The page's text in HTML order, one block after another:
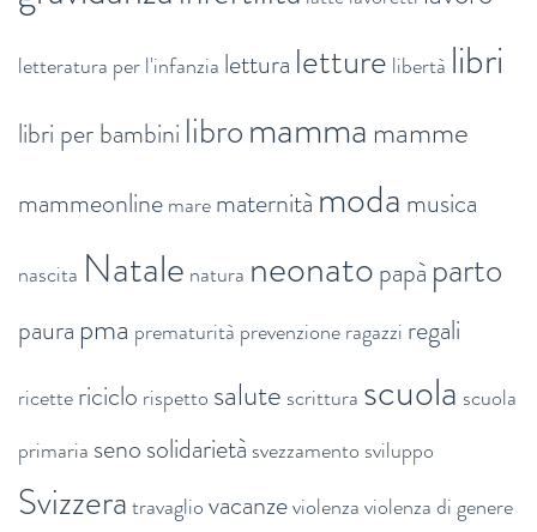
letteratura per l'infanzia lettura letture libertà libri
libri per bambini libromamma mamme
mammeonlinemarematernità moda musica
nascita Natale natura neonatopapà parto
paura pma prematurità prevenzioneragazzi regali
ricettericiclo rispetto salute scrittura scuola scuola
primaria senosolidarietà svezzamento sviluppo
Svizzeratravagliovacanzeviolenzaviolenza di genere